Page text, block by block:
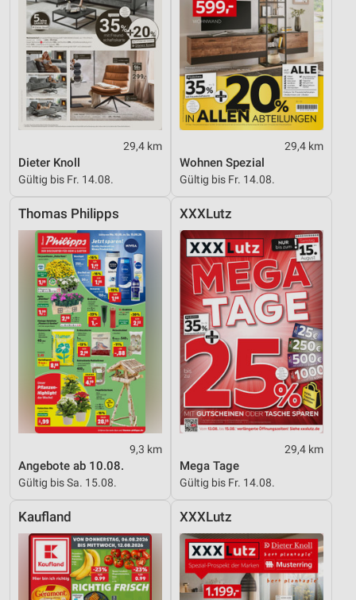
29,4 km
Dieter Knoll
Gültig bis Fr. 14.08.
29,4 km
Wohnen Spezial
Gültig bis Fr. 14.08.
Thomas Philipps
9,3 km
Angebote ab 10.08.
Gültig bis Sa. 15.08.
XXXLutz
29,4 km
Mega Tage
Gültig bis Fr. 14.08.
Kaufland XXXLutz